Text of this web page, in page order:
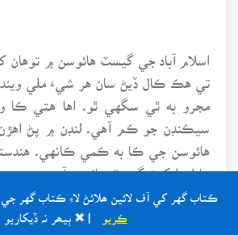
ڪتاب گهر کي آف لائين ھلائڻ لاءِ ڪتاب گهر
| ✖ ٻيھر نہ ڏيکاريو
اسلام آباد جي گيسٽ هائوسن ۾
تي هڪ ڪال ڏيڻ سان هر شيءَ ملي
مجرو به ٿي سگهي ٿو. اها هتي ڪا
سيڪنڊن جو ڪم آهي. لنڊن ۾ پڻ اهڙن
هائوسن جي ڪا به ڪمي ڪانهي.
جا اهڙا کوڙ گيسٽ هائوس آهن. جنهن
جو ڪوبه مسئلو ڪونه ٿئي. انهن
پاڪستاني ۽ هندستاني هئڻ ڪري